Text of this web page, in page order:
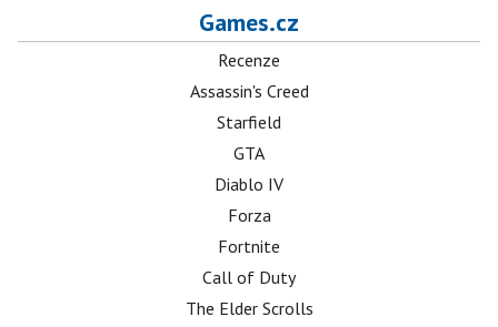
Games.cz
Recenze
Assassin's Creed
Starfield
GTA
Diablo IV
Forza
Fortnite
Call of Duty
The Elder Scrolls